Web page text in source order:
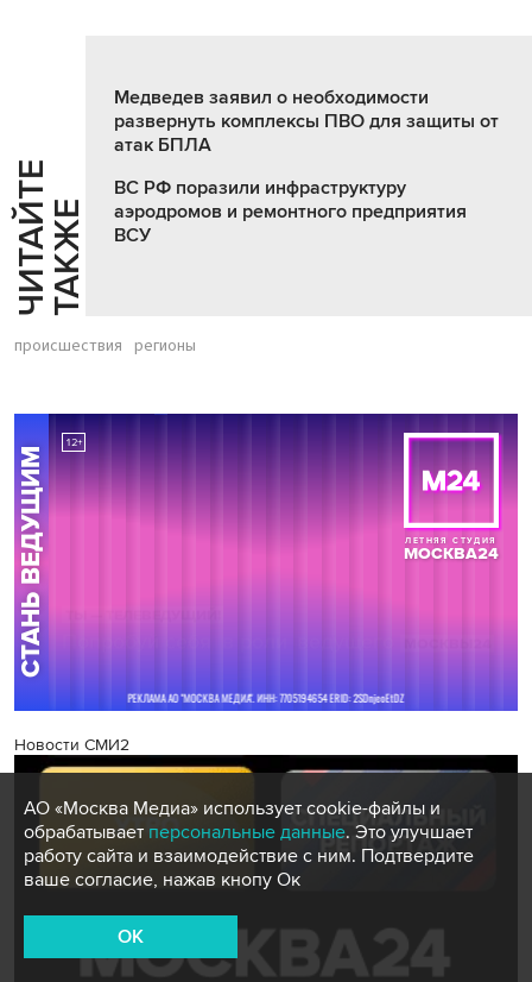
Ч
И
Т
АЙ
Т
Е
Т
А
К
ЖЕ
Медведев заявил о необходимости
развернуть комплексы ПВО для защиты от
атак БПЛА
ВС РФ поразили инфраструктуру
аэродромов и ремонтного предприятия
ВСУ
происшествия регионы
Новости СМИ2
АО «Москва Медиа» использует cookie-файлы и
обрабатывает персональные данные. Это улучшает
работу сайта и взаимодействие с ним. Подтвердите
ваше согласие, нажав кнопу Ок
OK